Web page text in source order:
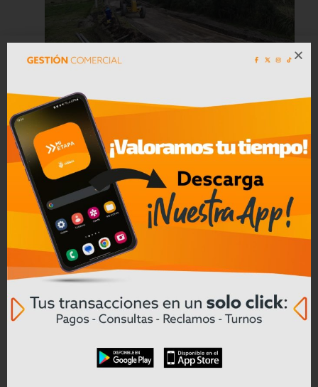
Prefectura del Azuay prepara la vía
antigua Cuenca – Girón – Pasaje
para colocar nueva carpeta asfáltica
Leer mas
Convocatoria a Oferta Pública de
Bienes Muebles e Inmuebles – COAC